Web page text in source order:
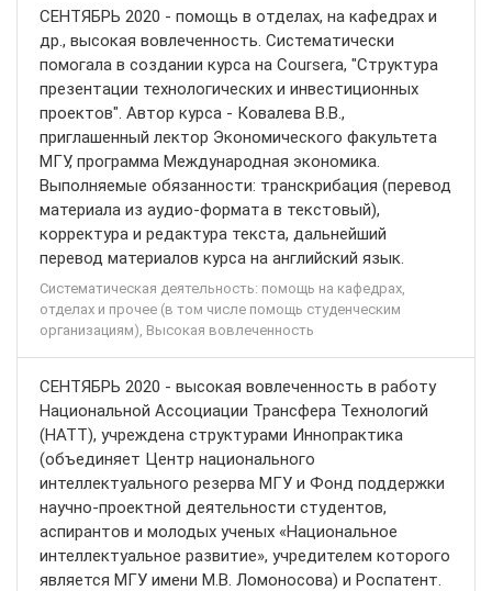
СЕНТЯБРЬ 2020 - помощь в отделах, на кафедрах и
др., высокая вовлеченность. Систематически
помогала в создании курса на Coursera, "Структура
презентации технологических и инвестиционных
проектов". Автор курса - Ковалева В.В.,
приглашенный лектор Экономического факультета
МГУ, программа Международная экономика.
Выполняемые обязанности: транскрибация (перевод
материала из аудио-формата в текстовый),
корректура и редактура текста, дальнейший
перевод материалов курса на английский язык.
Систематическая деятельность: помощь на кафедрах,
отделах и прочее (в том числе помощь студенческим
организациям), Высокая вовлеченность
СЕНТЯБРЬ 2020 - высокая вовлеченность в работу
Национальной Ассоциации Трансфера Технологий
(НАТТ), учреждена структурами Иннопрактика
(объединяет Центр национального
интеллектуального резерва МГУ и Фонд поддержки
научно-проектной деятельности студентов,
аспирантов и молодых ученых «Национальное
интеллектуальное развитие», учредителем которого
является МГУ имени М.В. Ломоносова) и Роспатент.